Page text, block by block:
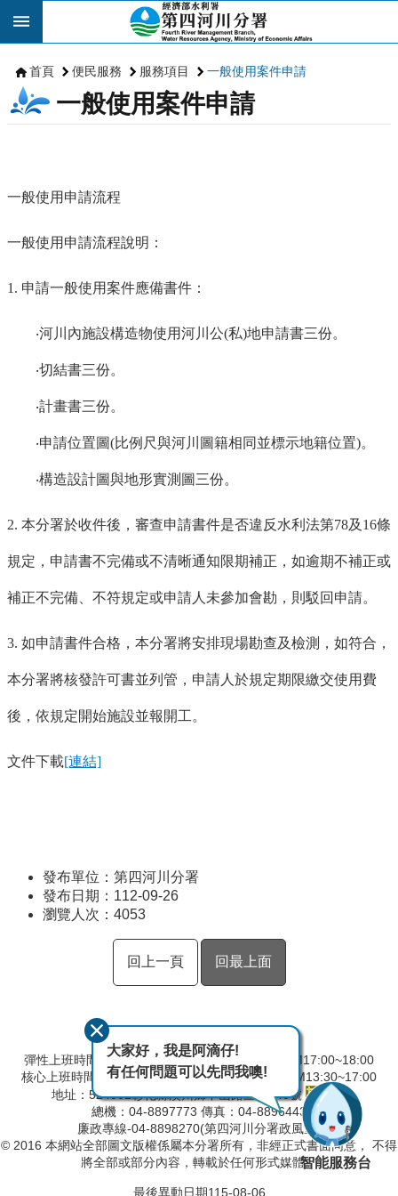
跳到主要內容區塊
首頁 便民服務 服務項目 一般使用案件申請
一般使用案件申請
一般使用申請流程
一般使用申請流程說明：
1. 申請一般使用案件應備書件：
‧河川內施設構造物使用河川公(私)地申請書三份。
‧切結書三份。
‧計畫書三份。
‧申請位置圖(比例尺與河川圖籍相同並標示地籍位置)。
‧構造設計圖與地形實測圖三份。
2. 本分署於收件後，審查申請書件是否違反水利法第78及 16條
規定，申請書不完備或不清晰通知限期補正，如逾期不補正或
補正不完備、不符規定或申請人未參加會勘，則駁回申請。
3. 如申請書件合格，本分署將安排現場勘查及檢測，如符合，
本分署將核發許可書並列管，申請人於規定期限繳交使用費
後，依規定開始施設並報開工。
文件下載[連結]
發布單位：第四河川分署
發布日期：112-09-26
瀏覽人次： 4053
回上一頁 回最上面
彈性上班時間：AM8:00~09:00 彈性下班時間：PM17:00~18:00
核心上班時間：星期一 ~ 星期五 AM8:30~12:30 PM13:30~17:00
地址：524001彰化縣溪州鄉中山路三段640號
總機：04-8897773 傳真：04-8896443
廉政專線-04-8898270(第四河川分署政風室)
© 2016 本網站全部圖文版權係屬本分署所有，非經正式書面同意， 不得
將全部或部分內容，轉載於任何形式媒體。
最後異動日期115-08-06
大家好，我是阿滴仔!
有任何問題可以先問我噢!
智能服務台